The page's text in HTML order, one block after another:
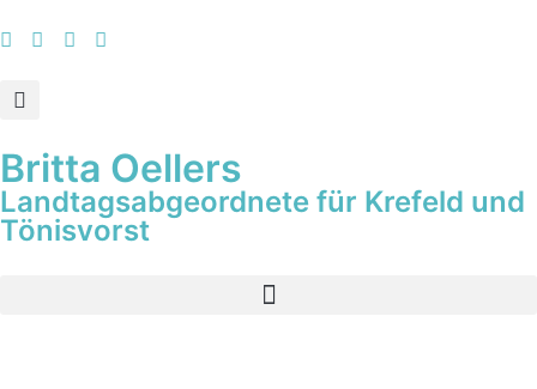
Britta Oellers
Landtagsabgeordnete für Krefeld und
Tönisvorst